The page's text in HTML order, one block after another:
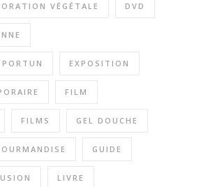
VÉGÉTALE DVD
EXPOSITION
FILM
FILMS GEL DOUCHE
GUIDE
LIVRE